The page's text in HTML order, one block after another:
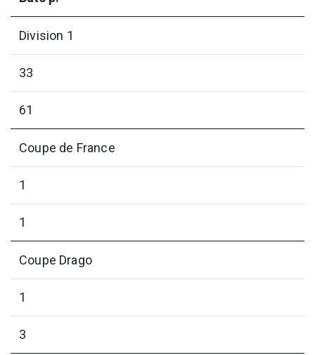
Division 1
33
61
Coupe de France
1
1
Coupe Drago
1
3